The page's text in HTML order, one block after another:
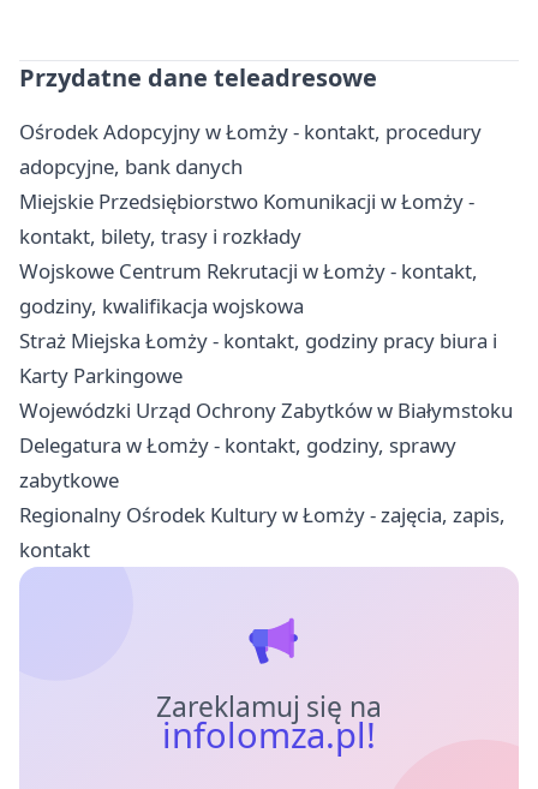
Przydatne dane teleadresowe
Ośrodek Adopcyjny w Łomży - kontakt, procedury
adopcyjne, bank danych
Miejskie Przedsiębiorstwo Komunikacji w Łomży -
kontakt, bilety, trasy i rozkłady
Wojskowe Centrum Rekrutacji w Łomży - kontakt,
godziny, kwalifikacja wojskowa
Straż Miejska Łomży - kontakt, godziny pracy biura i
Karty Parkingowe
Wojewódzki Urząd Ochrony Zabytków w Białymstoku
Delegatura w Łomży - kontakt, godziny, sprawy
zabytkowe
Regionalny Ośrodek Kultury w Łomży - zajęcia, zapis,
kontakt
Zareklamuj się na
infolomza.pl!